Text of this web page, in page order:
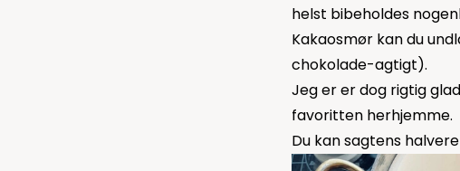
helst bibeholdes
Kakaosmør kan du
chokolade-agtigt).
Jeg er er dog rigtig
favoritten herhjemme.
Du kan sagtens